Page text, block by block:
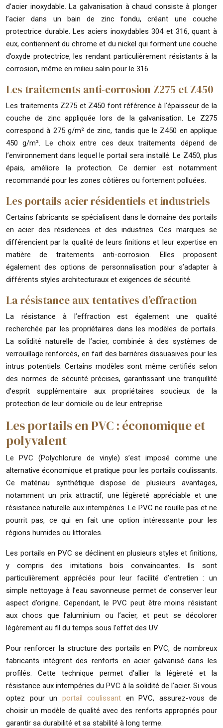
d’acier inoxydable. La galvanisation à chaud consiste à plonger
l’acier dans un bain de zinc fondu, créant une couche
protectrice durable. Les aciers inoxydables 304 et 316, quant à
eux, contiennent du chrome et du nickel qui forment une couche
d’oxyde protectrice, les rendant particulièrement résistants à la
corrosion, même en milieu salin pour le 316.
Les traitements anti-corrosion Z275 et Z450
Les traitements Z275 et Z450 font référence à l’épaisseur de la
couche de zinc appliquée lors de la galvanisation. Le Z275
correspond à 275 g/m² de zinc, tandis que le Z450 en applique
450 g/m². Le choix entre ces deux traitements dépend de
l’environnement dans lequel le portail sera installé. Le Z450, plus
épais, améliore la protection. Ce dernier est notamment
recommandé pour les zones côtières ou fortement polluées.
Les portails acier résidentiels et industriels
Certains fabricants se spécialisent dans le domaine des portails
en acier des résidences et des industries. Ces marques se
différencient par la qualité de leurs finitions et leur expertise en
matière de traitements anti-corrosion. Elles proposent
également des options de personnalisation pour s’adapter à
différents styles architecturaux et exigences de sécurité.
La résistance aux tentatives d’effraction
La résistance à l’effraction est également une qualité
recherchée par les propriétaires dans les modèles de portails.
La solidité naturelle de l’acier, combinée à des systèmes de
verrouillage renforcés, en fait des barrières dissuasives pour les
intrus potentiels. Certains modèles sont même certifiés selon
des normes de sécurité précises, garantissant une tranquillité
d’esprit supplémentaire aux propriétaires soucieux de la
protection de leur domicile ou de leur entreprise.
Les portails en PVC : économique et
polyvalent
Le PVC (Polychlorure de vinyle) s’est imposé comme une
alternative économique et pratique pour les portails coulissants.
Ce matériau synthétique dispose de plusieurs avantages,
notamment un prix attractif, une légèreté appréciable et une
résistance naturelle aux intempéries. Le PVC ne rouille pas et ne
pourrit pas, ce qui en fait une option intéressante pour les
régions humides ou littorales.
Les portails en PVC se déclinent en plusieurs styles et finitions,
y compris des imitations bois convaincantes. Ils sont
particulièrement appréciés pour leur facilité d’entretien : un
simple nettoyage à l’eau savonneuse permet de conserver leur
aspect d’origine. Cependant, le PVC peut être moins résistant
aux chocs que l’aluminium ou l’acier, et peut se décolorer
légèrement au fil du temps sous l’effet des UV.
Pour renforcer la structure des portails en PVC, de nombreux
fabricants intègrent des renforts en acier galvanisé dans les
profilés. Cette technique permet d’allier la légèreté et la
résistance aux intempéries du PVC à la solidité de l’acier. Si vous
optez pour un portail coulissant en PVC, assurez-vous de
choisir un modèle de qualité avec des renforts appropriés pour
garantir sa durabilité et sa stabilité à long terme.